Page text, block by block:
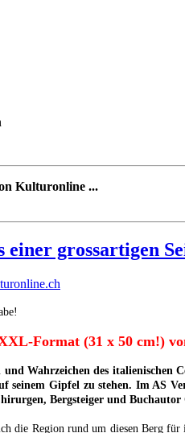
Kulturonline ...
grossartigen
Format (31 x 50 cm!)
Wahrzeichen des
seinem Gipfel zu stehen. Im AS
Bergsteiger und Buchautor
die Region rund um diesen Berg